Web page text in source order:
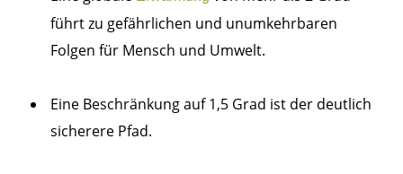
führt zu gefährlichen und unumkehrbaren
Folgen für Mensch und Umwelt.
Eine Beschränkung auf 1,5 Grad ist der deutlich
sicherere Pfad.